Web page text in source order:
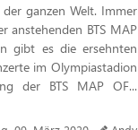
ganzen Welt. Immer
anstehenden BTS MAP
gibt es die ersehnten
im Olympiastadion
der BTS MAP OF...